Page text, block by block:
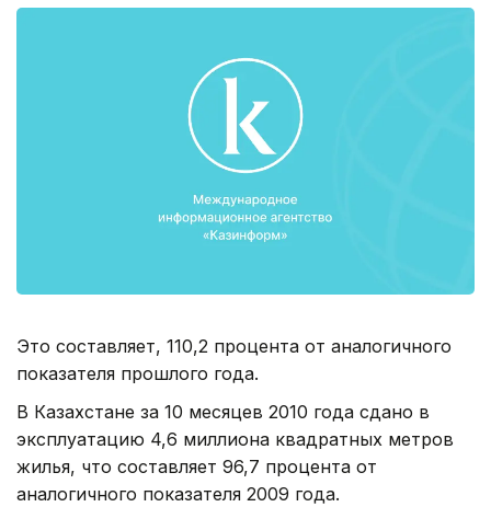
Это составляет, 110,2 процента от аналогичного
показателя прошлого года.
В Казахстане за 10 месяцев 2010 года сдано в
эксплуатацию 4,6 миллиона квадратных метров
жилья, что составляет 96,7 процента от
аналогичного показателя 2009 года.